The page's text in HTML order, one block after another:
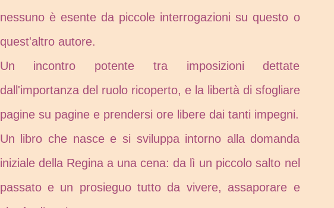
nessuno è esente da piccole interrogazioni su questo o
quest'altro autore.
Un incontro potente tra imposizioni dettate
dall'importanza del ruolo ricoperto, e la libertà di sfogliare
pagine su pagine e prendersi ore libere dai tanti impegni.
Un libro che nasce e si sviluppa intorno alla domanda
iniziale della Regina a una cena: da lì un piccolo salto nel
passato e un prosieguo tutto da vivere, assaporare e